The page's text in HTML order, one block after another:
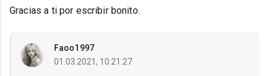
Gracias a ti por escribir bonito.
Faoo1997
01.03.2021, 10:21:27